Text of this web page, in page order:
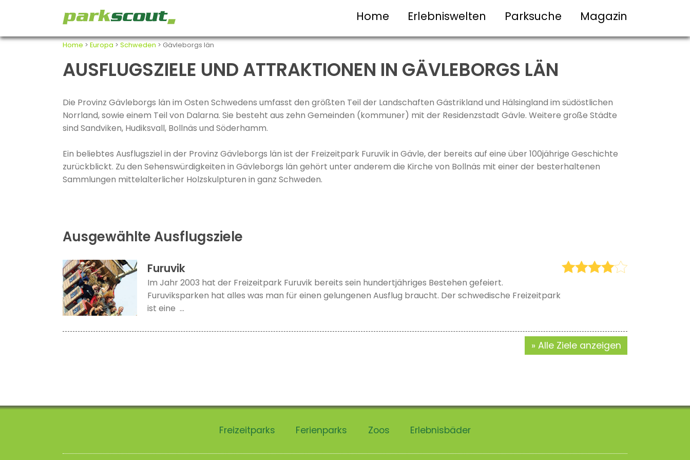
Home Erlebniswelten Parksuche Magazin
Home > Europa > Schweden > Gävleborgs län
AUSFLUGSZIELE UND ATTRAKTIONEN IN GÄVLEBORGS LÄN
Die Provinz Gävleborgs län im Osten Schwedens umfasst den größten Teil der Landschaften Gästrikland und Hälsingland im südöstlichen
Norrland, sowie einem Teil von Dalarna. Sie besteht aus zehn Gemeinden (kommuner) mit der Residenzstadt Gävle. Weitere große Städte
sind Sandviken, Hudiksvall, Bollnäs und Söderhamm.
Ein beliebtes Ausflugsziel in der Provinz Gävleborgs län ist der Freizeitpark Furuvik in Gävle, der bereits auf eine über 100jährige Geschichte
zurückblickt. Zu den Sehenswürdigkeiten in Gävleborgs län gehört unter anderem die Kirche von Bollnäs mit einer der besterhaltenen
Sammlungen mittelalterlicher Holzskulpturen in ganz Schweden.
Ausgewählte Ausflugsziele
Furuvik
Im Jahr 2003 hat der Freizeitpark Furuvik bereits sein hundertjähriges Bestehen gefeiert.
Furuviksparken hat alles was man für einen gelungenen Ausflug braucht. Der schwedische Freizeitpark
ist eine ...
Alle Ziele anzeigen
Freizeitparks Ferienparks Zoos Erlebnisbäder